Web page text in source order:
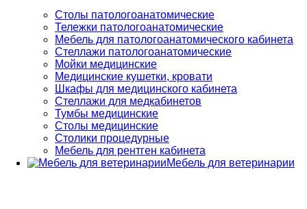
Столы патологоанатомические
Тележки патологоанатомические
Мебель для патологоанатомического кабинета
Стеллажи патологоанатомические
Мойки медицинские
Медицинские кушетки, кровати
Шкафы для медицинского кабинета
Стеллажи для медкабинетов
Тумбы медицинские
Столы медицинские
Столики процедурные
Мебель для рентген кабинета
Мебель для ветеринарии